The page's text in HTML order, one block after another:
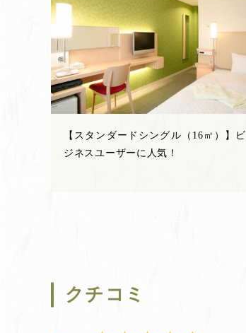
【スタンダードシングル（16㎡）】ビ
ジネスユーザーに人気！
クチコミ